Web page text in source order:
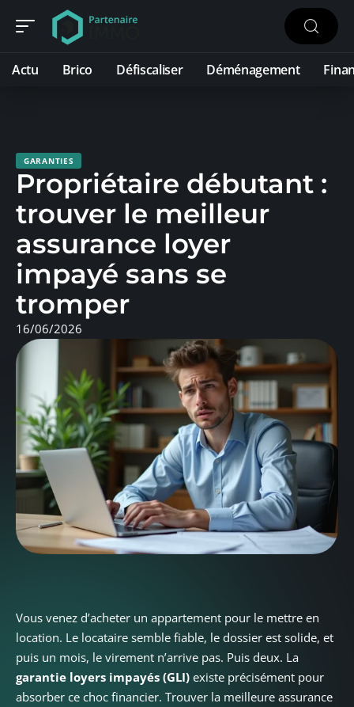
Actu Brico Défiscaliser Déménagement
GARANTIES
Propriétaire débutant :
trouver le meilleur
assurance loyer
impayé sans se
tromper
16/06/2026
Vous venez d’acheter un appartement pour le mettre en
location. Le locataire semble fiable, le dossier est solide, et
puis un mois, le virement n’arrive pas. Puis deux. La
garantie loyers impayés (GLI) existe précisément pour
absorber ce choc financier. Trouver la meilleure assurance